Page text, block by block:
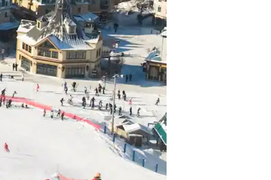
ou en appuyant et en faisant glisser.